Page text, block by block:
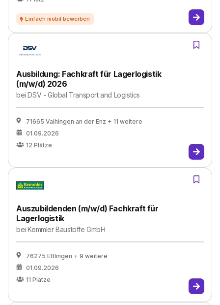
Ausbildung: Fachkraft für Lagerlogistik
(m/w/d) 2026
beiDSV - Global Transport and Logistics
71665 Vaihingen an der Enz + 11 weitere
01.09.2026
12 Plätze
Auszubildenden (m/w/d) Fachkraft für
Lagerlogistik
beiKemmler Baustoffe GmbH
76275 Ettlingen + 9 weitere
01.09.2026
11 Plätze